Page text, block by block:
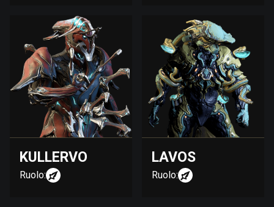
KULLERVO
Ruolo:
LAVOS
Ruolo: